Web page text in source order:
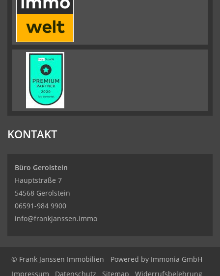
KONTAKT
Büro Gerolstein
Hauptstraße 7
54568 Gerolstein
06591-984 9900
info@frankjanssen.immo
© Frank Janssen Immobilien
Powered by Immonia GmbH
Impressum
Datenschutz Sitemap Widerrufsbelehrung